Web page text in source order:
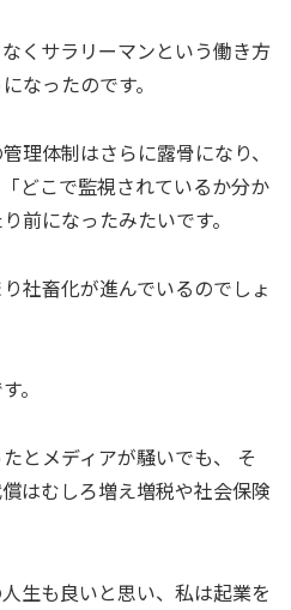
くサラリーマンという働き方
なったのです。
理体制はさらに露骨になり、
どこで監視されているか分か
前になったみたいです。
社畜化が進んでいるのでしょ
。
とメディアが騒いでも、 そ
はむしろ増え増税や社会保険
生も良いと思い、私は起業を